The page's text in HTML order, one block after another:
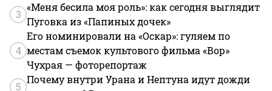
3
«Меня бесила моя роль»: как сегодня выглядит
Пуговка из «Папиных дочек»
4
Его номинировали на «Оскар»: гуляем по
местам съемок культового фильма «Вор»
Чухрая — фоторепортаж
5
Почему внутри Урана и Нептуна идут дожди